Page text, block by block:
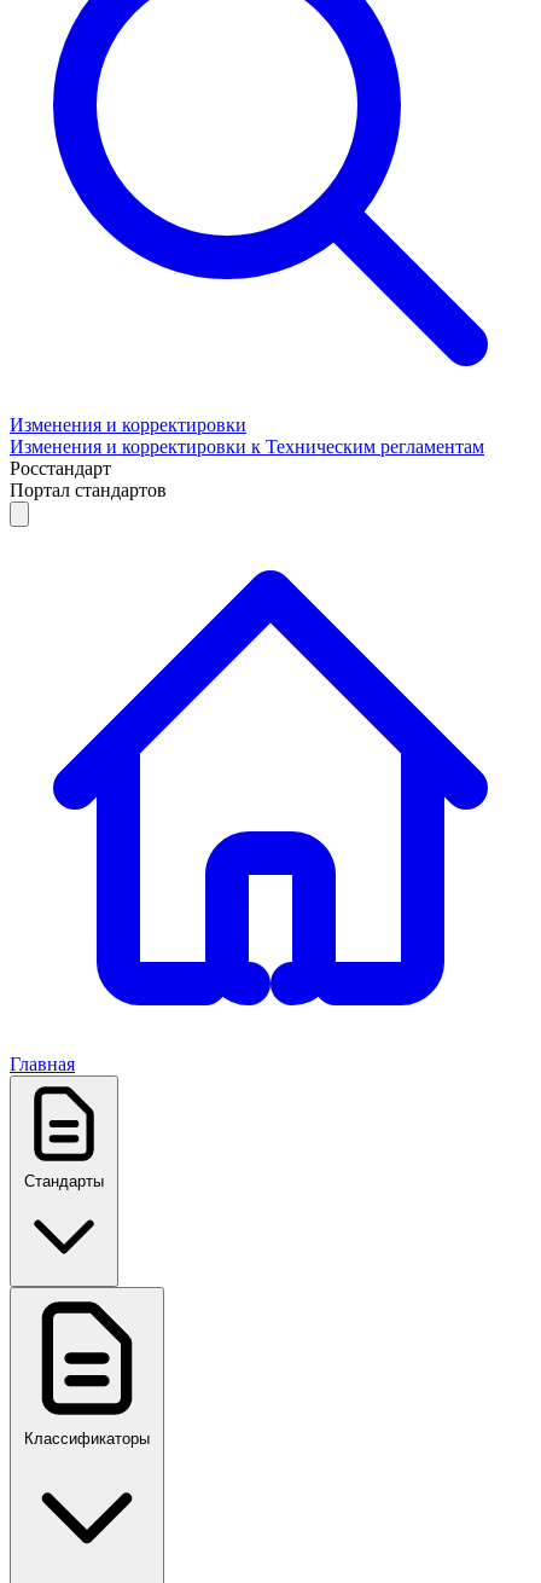
Изменения и корректировки
Изменения и корректировки к Техническим регламентам
Росстандарт
Портал стандартов
Главная
Стандарты
ГОСТ, ГОСТ Р, ПНСТ
Классификаторы